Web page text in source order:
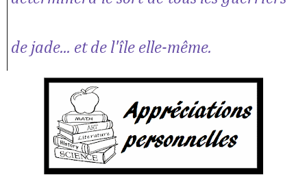
de jade... et de l'île elle-même.